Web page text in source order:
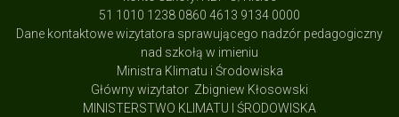
51 1010 1238 0860 4613 9134 0000
Dane kontaktowe wizytatora sprawującego nadzór pedagogiczny
nad szkołą w imieniu
Ministra Klimatu i Środowiska
Główny wizytator Zbigniew Kłosowski
MINISTERSTWO KLIMATU I ŚRODOWISKA